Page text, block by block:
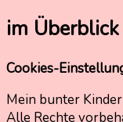
im Überblick
Cookies-
Mein bunter
Alle Rechte